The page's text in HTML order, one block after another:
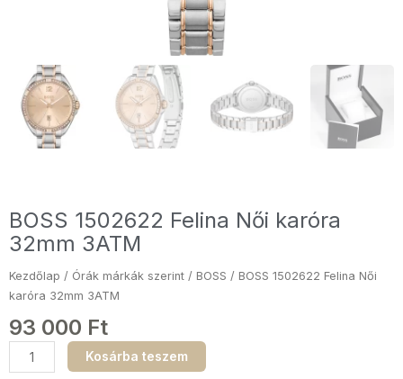
BOSS 1502622 Felina Női karóra
32mm 3ATM
Kezdőlap / Órák márkák szerint / BOSS / BOSS 1502622 Felina Női
karóra 32mm 3ATM
93 000 Ft
BOSS
1502622
Kosárba teszem